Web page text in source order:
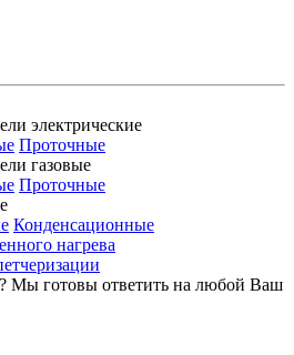
электрические
Проточные
газовые
Проточные
Конденсационные
нагрева
Мы готовы ответить на любой Ваш